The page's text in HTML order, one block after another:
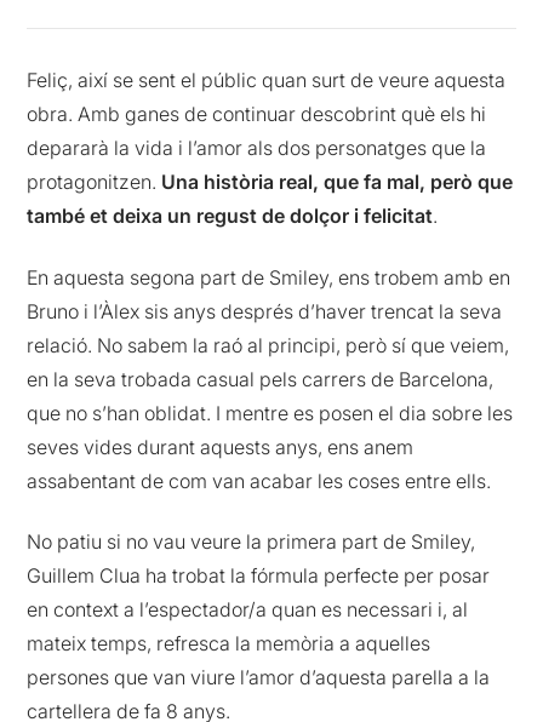
Feliç, així se sent el públic quan surt de veure aquesta
obra. Amb ganes de continuar descobrint què els hi
depararà la vida i l’amor als dos personatges que la
protagonitzen. Una història real, que fa mal, però que
també et deixa un regust de dolçor i felicitat.
En aquesta segona part de Smiley, ens trobem amb en
Bruno i l’Àlex sis anys després d’haver trencat la seva
relació. No sabem la raó al principi, però sí que veiem,
en la seva trobada casual pels carrers de Barcelona,
que no s’han oblidat. I mentre es posen el dia sobre les
seves vides durant aquests anys, ens anem
assabentant de com van acabar les coses entre ells.
No patiu si no vau veure la primera part de Smiley,
Guillem Clua ha trobat la fórmula perfecte per posar
en context a l’espectador/a quan es necessari i, al
mateix temps, refresca la memòria a aquelles
persones que van viure l’amor d’aquesta parella a la
cartellera de fa 8 anys.